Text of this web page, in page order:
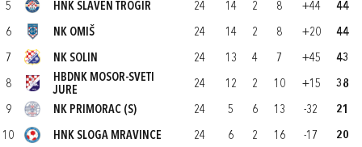
5 HNK SLAVEN TROGIR 24 14 2 8 +44 44
6 NK OMIŠ 24 14 2 8 +20 44
7 NK SOLIN 24 13 4 7 +45 43
8
HBDNK MOSOR-SVETI
JURE
24 12 2 10 +15 38
9 NK PRIMORAC (S) 24 5 6 13 -32 21
10 HNK SLOGA MRAVINCE 24 6 2 16 -17 20